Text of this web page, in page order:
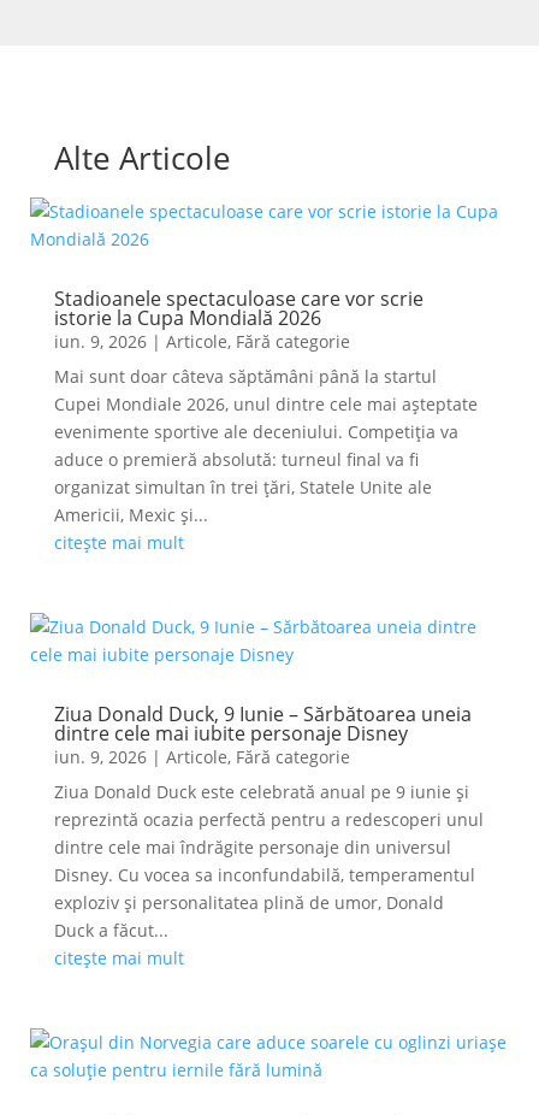
Alte Articole
Stadioanele spectaculoase care vor scrie
istorie la Cupa Mondială 2026
iun. 9, 2026| Articole, Fără categorie
Mai sunt doar câteva săptămâni până la startul
Cupei Mondiale 2026, unul dintre cele mai așteptate
evenimente sportive ale deceniului. Competiția va
aduce o premieră absolută: turneul final va fi
organizat simultan în trei țări, Statele Unite ale
Americii, Mexic și...
citește mai mult
Ziua Donald Duck, 9 Iunie – Sărbătoarea uneia
dintre cele mai iubite personaje Disney
iun. 9, 2026| Articole, Fără categorie
Ziua Donald Duck este celebrată anual pe 9 iunie și
reprezintă ocazia perfectă pentru a redescoperi unul
dintre cele mai îndrăgite personaje din universul
Disney. Cu vocea sa inconfundabilă, temperamentul
exploziv și personalitatea plină de umor, Donald
Duck a făcut...
citește mai mult